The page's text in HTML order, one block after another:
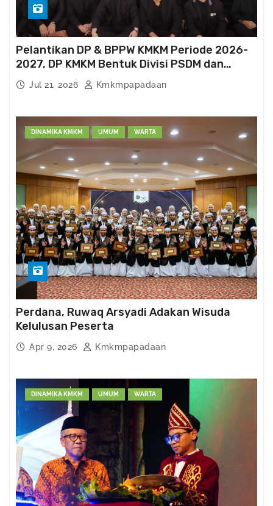
Pelantikan DP & BPPW KMKM Periode 2026-
2027, DP KMKM Bentuk Divisi PSDM dan
Kema’had-an
Jul 21, 2026 Kmkmpapadaan
DINAMIKA KMKM UMUM WARTA
Perdana, Ruwaq Arsyadi Adakan Wisuda
Kelulusan Peserta
Apr 9, 2026 Kmkmpapadaan
DINAMIKA KMKM UMUM WARTA